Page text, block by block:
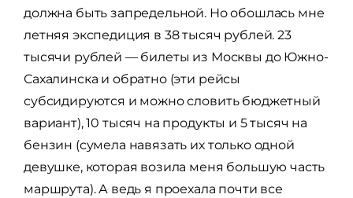
должна быть запредельной. Но обошлась мне
летняя экспедиция в 38 тысяч рублей. 23
тысячи рублей — билеты из Москвы до Южно-
Сахалинска и обратно (эти рейсы
субсидируются и можно словить бюджетный
вариант), 10 тысяч на продукты и 5 тысяч на
бензин (сумела навязать их только одной
девушке, которая возила меня большую часть
маршрута). А ведь я проехала почти все